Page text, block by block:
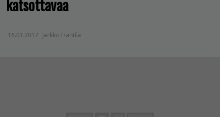
katsottavaa
16.01.2017 Jarkko Fräntilä